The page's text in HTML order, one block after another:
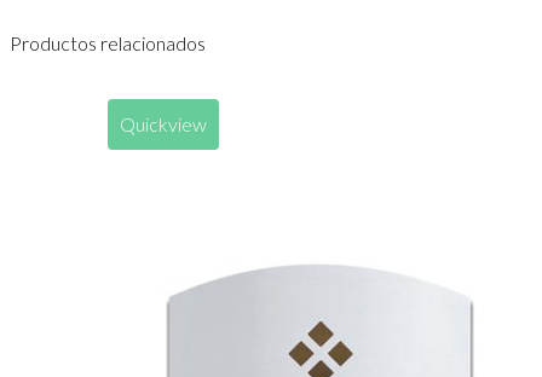
Productos relacionados
Quickview